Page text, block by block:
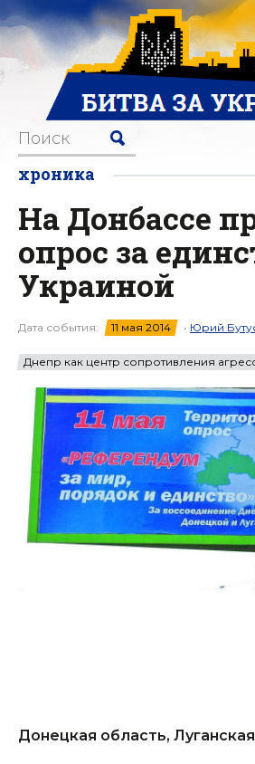
хроника
На Донбассе
опрос за
Украиной
Дата события: 11 мая 2014 • Юрий
Днепр как центр сопротивления
Донецкая область,